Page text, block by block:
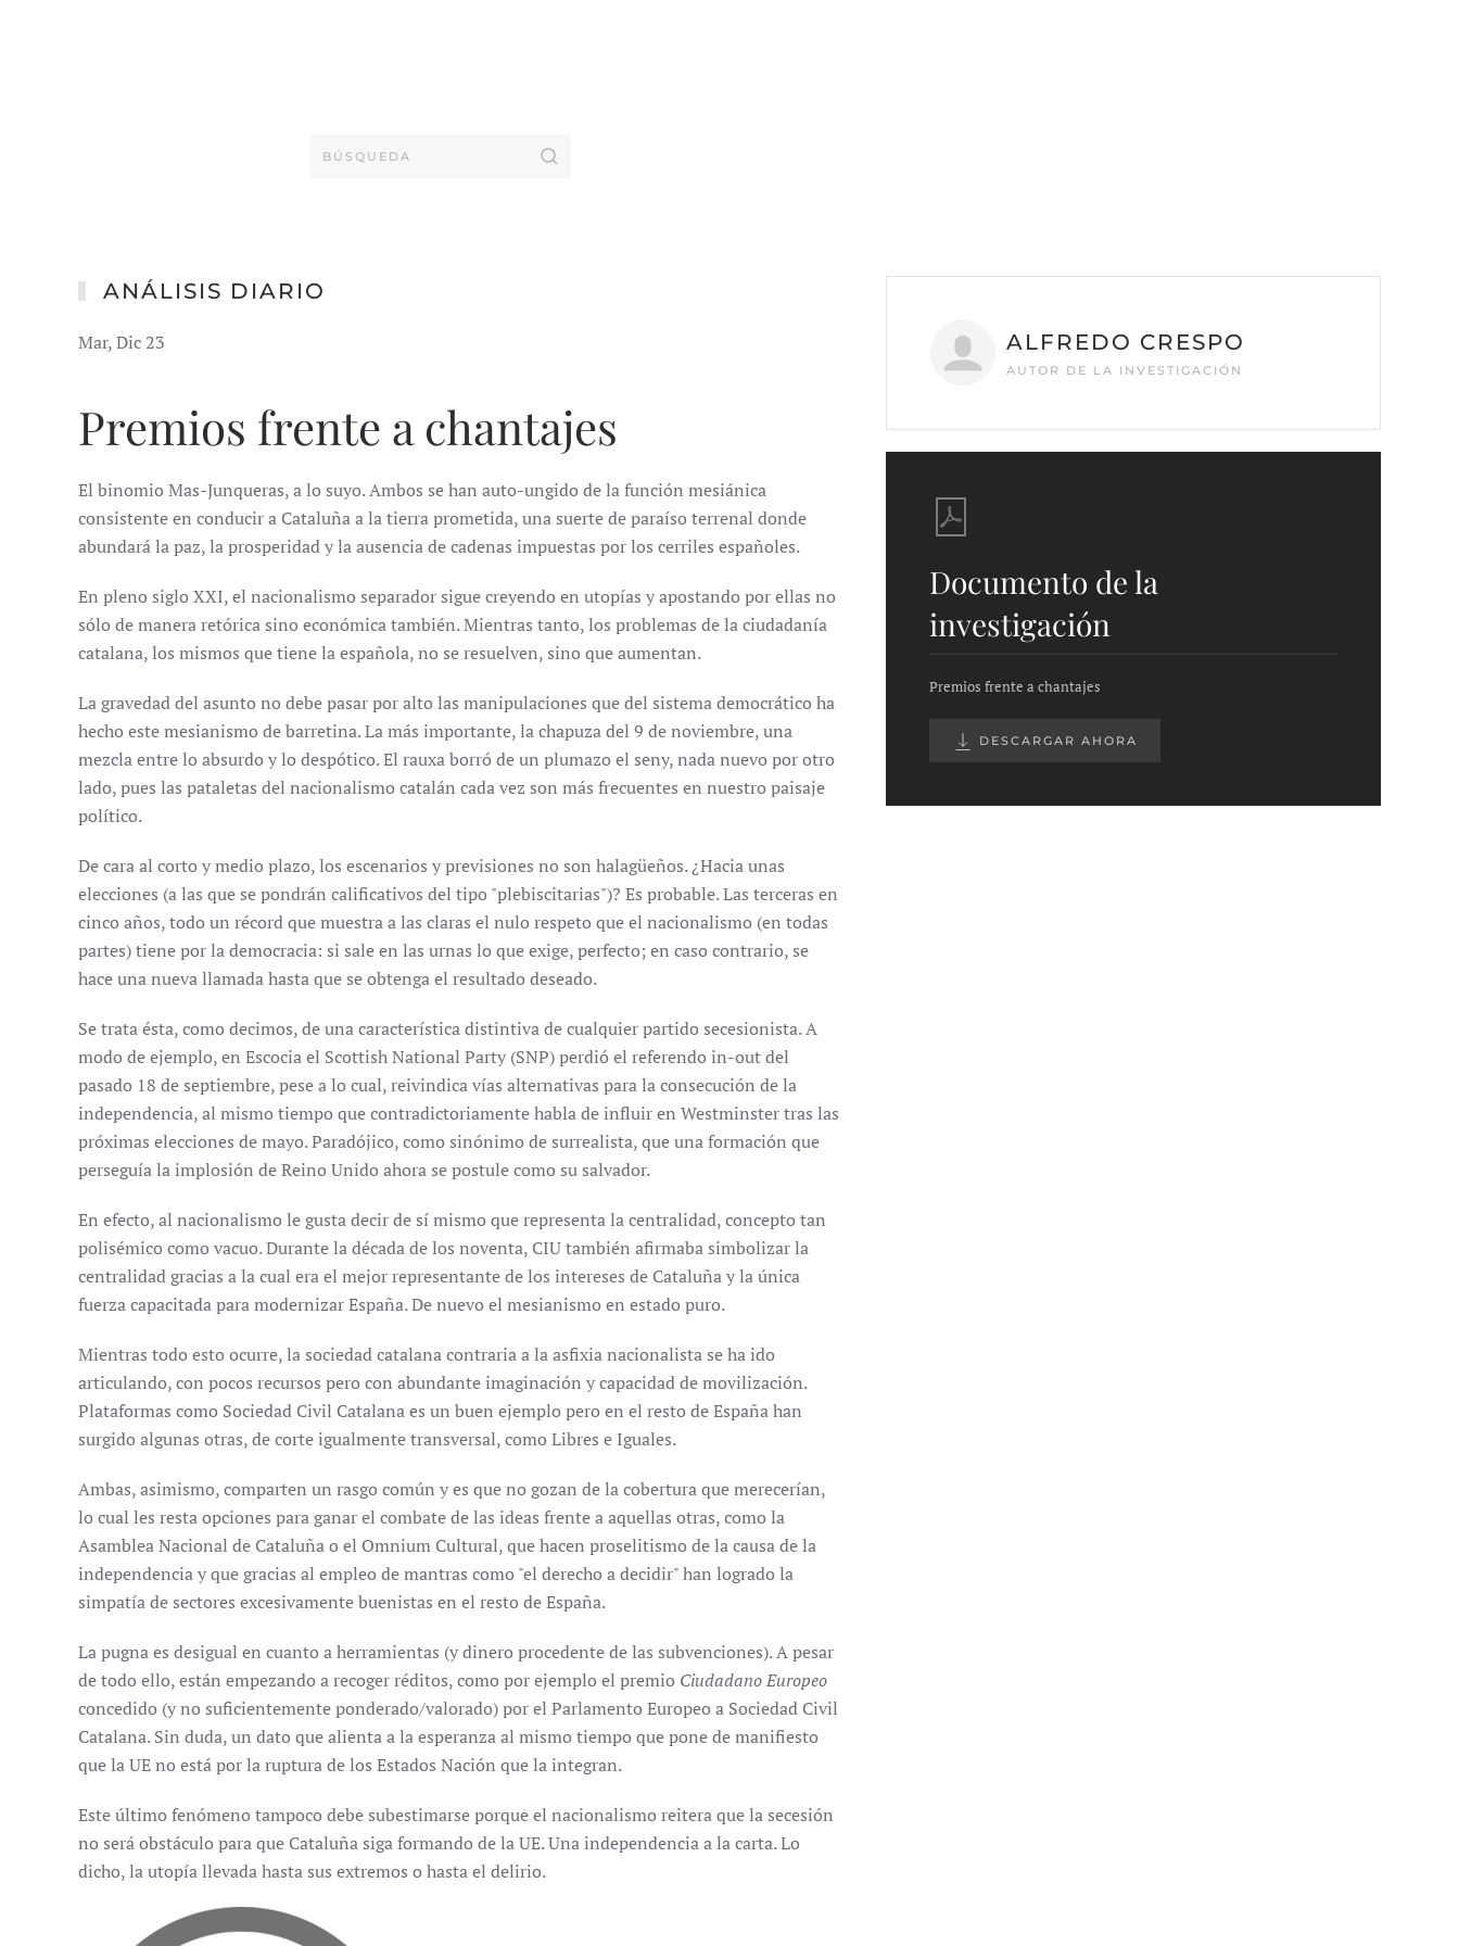
ANÁLISIS DIARIO
Mar, Dic 23
Premios frente a chantajes
El binomio Mas-Junqueras, a lo suyo. Ambos se han auto-ungido de la función mesiánica
consistente en conducir a Cataluña a la tierra prometida, una suerte de paraíso terrenal donde
abundará la paz, la prosperidad y la ausencia de cadenas impuestas por los cerriles españoles.
En pleno siglo XXI, el nacionalismo separador sigue creyendo en utopías y apostando por ellas no
sólo de manera retórica sino económica también. Mientras tanto, los problemas de la ciudadanía
catalana, los mismos que tiene la española, no se resuelven, sino que aumentan.
La gravedad del asunto no debe pasar por alto las manipulaciones que del sistema democrático ha
hecho este mesianismo de barretina. La más importante, la chapuza del 9 de noviembre, una
mezcla entre lo absurdo y lo despótico. El rauxa borró de un plumazo el seny, nada nuevo por otro
lado, pues las pataletas del nacionalismo catalán cada vez son más frecuentes en nuestro paisaje
político.
De cara al corto y medio plazo, los escenarios y previsiones no son halagüeños. ¿Hacia unas
elecciones (a las que se pondrán calificativos del tipo "plebiscitarias")? Es probable. Las terceras en
cinco años, todo un récord que muestra a las claras el nulo respeto que el nacionalismo (en todas
partes) tiene por la democracia: si sale en las urnas lo que exige, perfecto; en caso contrario, se
hace una nueva llamada hasta que se obtenga el resultado deseado.
Se trata ésta, como decimos, de una característica distintiva de cualquier partido secesionista. A
modo de ejemplo, en Escocia el Scottish National Party (SNP) perdió el referendo in-out del
pasado 18 de septiembre, pese a lo cual, reivindica vías alternativas para la consecución de la
independencia, al mismo tiempo que contradictoriamente habla de influir en Westminster tras las
próximas elecciones de mayo. Paradójico, como sinónimo de surrealista, que una formación que
perseguía la implosión de Reino Unido ahora se postule como su salvador.
En efecto, al nacionalismo le gusta decir de sí mismo que representa la centralidad, concepto tan
polisémico como vacuo. Durante la década de los noventa, CIU también afirmaba simbolizar la
centralidad gracias a la cual era el mejor representante de los intereses de Cataluña y la única
fuerza capacitada para modernizar España. De nuevo el mesianismo en estado puro.
Mientras todo esto ocurre, la sociedad catalana contraria a la asfixia nacionalista se ha ido
articulando, con pocos recursos pero con abundante imaginación y capacidad de movilización.
Plataformas como Sociedad Civil Catalana es un buen ejemplo pero en el resto de España han
surgido algunas otras, de corte igualmente transversal, como Libres e Iguales.
Ambas, asimismo, comparten un rasgo común y es que no gozan de la cobertura que merecerían,
lo cual les resta opciones para ganar el combate de las ideas frente a aquellas otras, como la
Asamblea Nacional de Cataluña o el Omnium Cultural, que hacen proselitismo de la causa de la
independencia y que gracias al empleo de mantras como "el derecho a decidir" han logrado la
simpatía de sectores excesivamente buenistas en el resto de España.
La pugna es desigual en cuanto a herramientas (y dinero procedente de las subvenciones). A pesar
de todo ello, están empezando a recoger réditos, como por ejemplo el premio Ciudadano Europeo
concedido (y no suficientemente ponderado/valorado) por el Parlamento Europeo a Sociedad Civil
Catalana. Sin duda, un dato que alienta a la esperanza al mismo tiempo que pone de manifiesto
que la UE no está por la ruptura de los Estados Nación que la integran.
Este último fenómeno tampoco debe subestimarse porque el nacionalismo reitera que la secesión
no será obstáculo para que Cataluña siga formando de la UE. Una independencia a la carta. Lo
dicho, la utopía llevada hasta sus extremos o hasta el delirio.
ALFREDO CRESPO
AUTOR DE LA INVESTIGACIÓN
Documento de la
investigación
Premios frente a chantajes
DESCARGAR AHORA